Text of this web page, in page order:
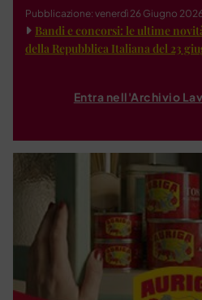
Pubblicazione: venerdì 26 Giugno
Bandi e concorsi: le ultime
della Repubblica Italiana del 23
Entra nell'Archivio